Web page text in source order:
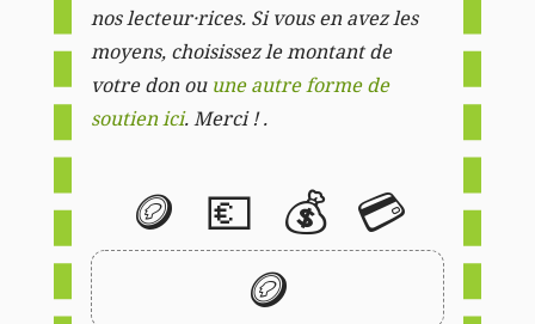
nos lecteur·rices. Si vous en avez les
moyens, choisissez le montant de
votre don ou une autre forme de
soutien ici. Merci ! .
🪙 💶 💰 💳
🪙